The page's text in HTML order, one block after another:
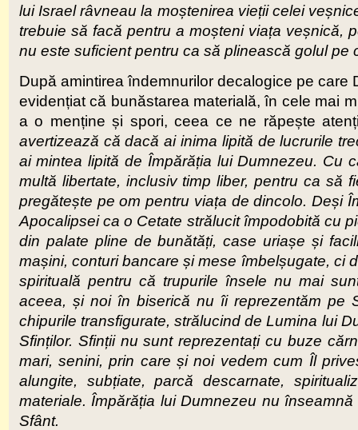
lui Israel râvneau la moștenirea vieții celei
trebuie să facă pentru a moșteni viața veșnică,
nu este suficient pentru ca să plinească golul
După amintirea îndemnurilor decalogice pe
evidențiat că bunăstarea materială, în cele mai
a o menține și spori, ceea ce ne răpește
avertizează că dacă ai inima lipită de lucrurile
ai mintea lipită de Împărăția lui Dumnezeu. Cu
multă libertate, inclusiv timp liber, pentru ca să
pregătește pe om pentru viața de dincolo. Deși
Apocalipsei ca o Cetate strălucit împodobită cu
din palate pline de bunătăți, case uriașe și
mașini, conturi bancare și mese îmbelșugate, ci
spirituală pentru că trupurile însele nu mai
aceea, și noi în biserică nu îi reprezentăm pe
chipurile transfigurate, strălucind de Lumina lui
Sfinților. Sfinții nu sunt reprezentați cu buze
mari, senini, prin care și noi vedem cum Îl
alungite, subțiate, parcă descarnate,
materiale. Împărăția lui Dumnezeu nu
Sfânt.